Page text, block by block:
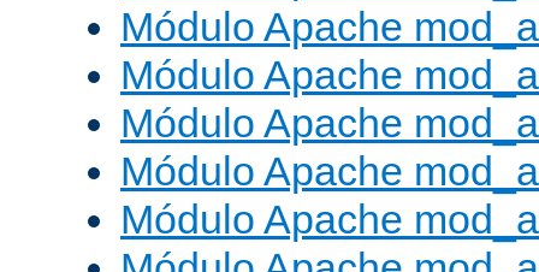
Módulo Apache
Módulo Apache
Módulo Apache
Módulo Apache
Módulo Apache